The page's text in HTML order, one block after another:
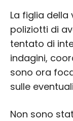
La figlia
poliziotti di
tentato di
indagini,
sono ora
sulle
Non sono